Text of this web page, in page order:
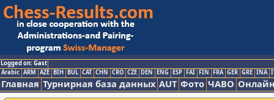
Logged on: Gast
Arabic ARM AZE BIH BUL CAT CHN CRO CZE DEN ENG ESP FAI FIN FRA GER GRE INA
Главная Турнирная база данных AUT Фото ЧАВО